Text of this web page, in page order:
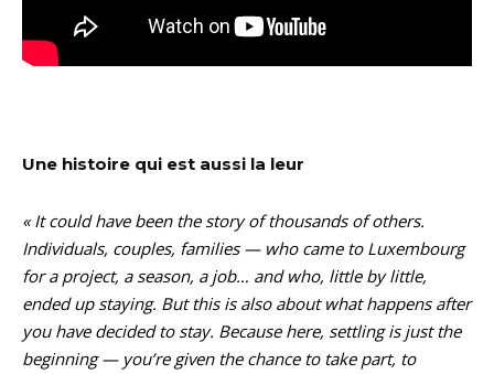
Une histoire qui est aussi la leur
« It could have been the story of thousands of others.
Individuals, couples, families — who came to Luxembourg
for a project, a season, a job… and who, little by little,
ended up staying. But this is also about what happens after
you have decided to stay. Because here, settling is just the
beginning — you’re given the chance to take part, to